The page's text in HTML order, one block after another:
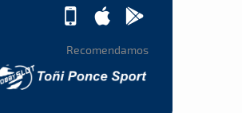
Recomendamos